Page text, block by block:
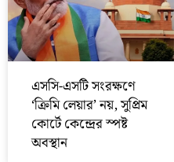
এসসি-এসটি সংরক্ষণে
‘ক্রিমি লেয়ার’ নয়, সুপ্রিম
কোর্টে কেন্দ্রের স্পষ্ট
অবস্থান